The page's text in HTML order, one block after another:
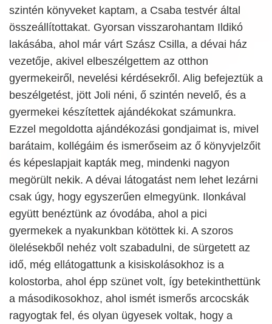
szintén könyveket kaptam, a Csaba testvér által
összeállítottakat. Gyorsan visszarohantam Ildikó
lakásába, ahol már várt Szász Csilla, a dévai ház
vezetője, akivel elbeszélgettem az otthon
gyermekeiről, nevelési kérdésekről. Alig befejeztük a
beszélgetést, jött Joli néni, ő szintén nevelő, és a
gyermekei készítettek ajándékokat számunkra.
Ezzel megoldotta ajándékozási gondjaimat is, mivel
barátaim, kollégáim és ismerőseim az ő könyvjelzőit
és képeslapjait kapták meg, mindenki nagyon
megörült nekik. A dévai látogatást nem lehet lezárni
csak úgy, hogy egyszerűen elmegyünk. Ilonkával
együtt benéztünk az óvodába, ahol a pici
gyermekek a nyakunkban kötöttek ki. A szoros
ölelésekből nehéz volt szabadulni, de sürgetett az
idő, még ellátogattunk a kisiskolásokhoz is a
kolostorba, ahol épp szünet volt, így betekinthettünk
a másodikosokhoz, ahol ismét ismerős arcocskák
ragyogtak fel, és olyan ügyesek voltak, hogy a